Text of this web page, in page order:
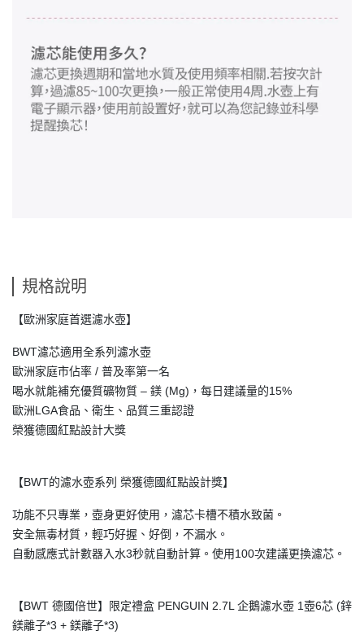
規格說明
【歐洲家庭首選濾水壺】
BWT濾芯適用全系列濾水壺
歐洲家庭市佔率 / 普及率第一名
喝水就能補充優質礦物質 – 鎂 (Mg)，每日建議量的15%
歐洲LGA食品、衛生、品質三重認證
榮獲德國紅點設計大獎
【BWT的濾水壺系列 榮獲德國紅點設計獎】
功能不只專業，壺身更好使用，濾芯卡槽不積水致菌。
安全無毒材質，輕巧好握、好倒，不漏水。
自動感應式計數器入水3秒就自動計算。使用100次建議更換濾芯。
【BWT 德國倍世】限定禮盒 PENGUIN 2.7L 企鵝濾水壺 1壺6芯 (鋅
鎂離子*3 + 鎂離子*3)